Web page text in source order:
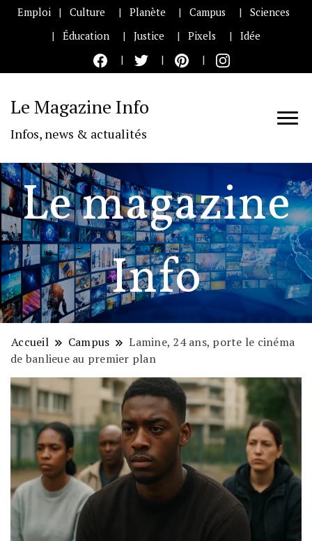
Emploi Culture Planète Campus
Sciences
Éducation
Justice Pixels Idée
Le Magazine Info
Infos, news & actualités
Le magazine
Info
Accueil Campus
Lamine, 24 ans, porte le cinéma
de banlieue au premier plan